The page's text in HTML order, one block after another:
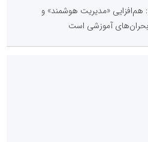
هم‌افزایی «مدیریت هوشمند» و
بحران‌های آموزشی است